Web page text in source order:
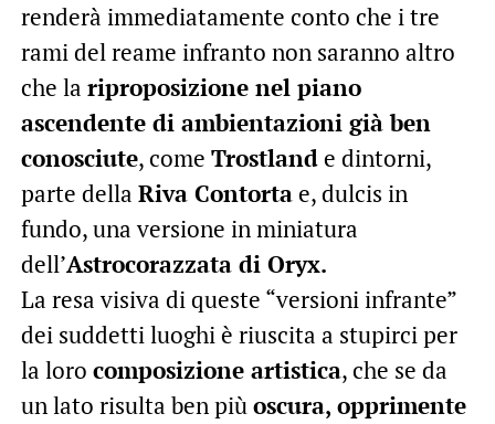
renderà immediatamente conto che i tre
rami del reame infranto non saranno altro
che la riproposizione nel piano
ascendente di ambientazioni già ben
conosciute, come Trostlande dintorni,
parte della Riva Contortae, dulcis in
fundo, una versione in miniatura
dell’Astrocorazzata di Oryx.
La resa visiva di queste “versioni infrante”
dei suddetti luoghi è riuscita a stupirci per
la loro composizione artistica, che se da
un lato risulta ben piùoscura, opprimente